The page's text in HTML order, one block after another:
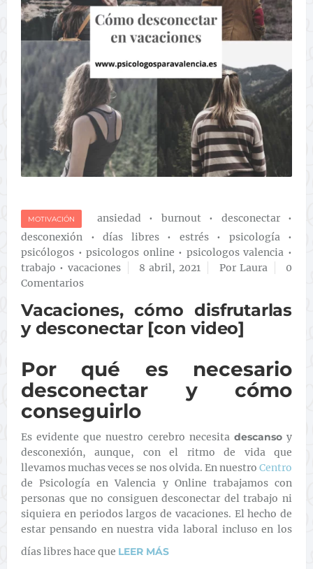
MOTIVACIÓN ansiedad • burnout• desconectar•
desconexión • días libres• estrés• psicología•
psicólogos •psicologos online • psicologos valencia •
trabajo • vacaciones 8 abril, 2021 Por Laura
0
Comentarios
Vacaciones, cómo disfrutarlas
y desconectar [con video]
Por qué es necesario
desconectar y cómo
conseguirlo
Es evidente que nuestro cerebro necesita descansoy
desconexión, aunque, con el ritmo de vida que
llevamos muchas veces se nos olvida. En nuestro Centro
de Psicología en Valencia y Online trabajamos con
personas que no consiguen desconectar del trabajo ni
siquiera en periodos largos de vacaciones. El hecho de
estar pensando en nuestra vida laboral incluso en los
días libres hace que LEER MÁS